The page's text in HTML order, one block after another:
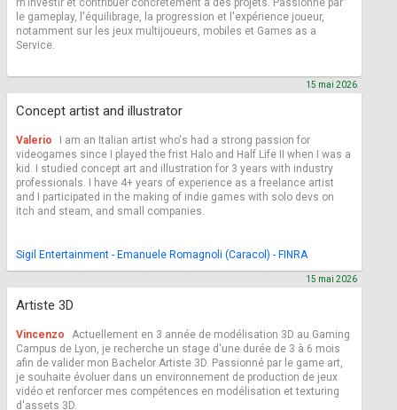
m'investir et contribuer concrètement à des projets. Passionné par
le gameplay, l'équilibrage, la progression et l'expérience joueur,
notamment sur les jeux multijoueurs, mobiles et Games as a
Service.
Concept artist and illustrator
15 mai 2026
Valerio
I am an Italian artist who's had a strong passion for
videogames since I played the frist Halo and Half Life II when I was a
kid. I studied concept art and illustration for 3 years with industry
professionals. I have 4+ years of experience as a freelance artist
and I participated in the making of indie games with solo devs on
itch and steam, and small companies.
Sigil Entertainment - Emanuele Romagnoli (Caracol) - FINRA
Artiste 3D
15 mai 2026
Vincenzo
Actuellement en 3 année de modélisation 3D au Gaming
Campus de Lyon, je recherche un stage d'une durée de 3 à 6 mois
afin de valider mon Bachelor Artiste 3D. Passionné par le game art,
je souhaite évoluer dans un environnement de production de jeux
vidéo et renforcer mes compétences en modélisation et texturing
d'assets 3D.